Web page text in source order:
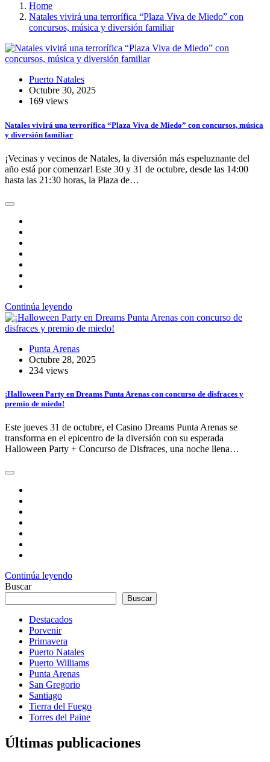
Home
Natales vivirá una terrorífica “Plaza Viva de Miedo” con
concursos, música y diversión familiar
Puerto Natales
Octubre 30, 2025
169 views
Natales vivirá una terrorífica “Plaza Viva de Miedo” con concursos, música
y diversión familiar
¡Vecinas y vecinos de Natales, la diversión más espeluznante del
año está por comenzar! Este 30 y 31 de octubre, desde las 14:00
hasta las 21:30 horas, la Plaza de…
Continúa leyendo
Punta Arenas
Octubre 28, 2025
234 views
¡Halloween Party en Dreams Punta Arenas con concurso de disfraces y
premio de miedo!
Este jueves 31 de octubre, el Casino Dreams Punta Arenas se
transforma en el epicentro de la diversión con su esperada
Halloween Party + Concurso de Disfraces, una noche llena…
Continúa leyendo
Buscar
Buscar
Destacados
Porvenir
Primavera
Puerto Natales
Puerto Williams
Punta Arenas
San Gregorio
Santiago
Tierra del Fuego
Torres del Paine
Últimas publicaciones